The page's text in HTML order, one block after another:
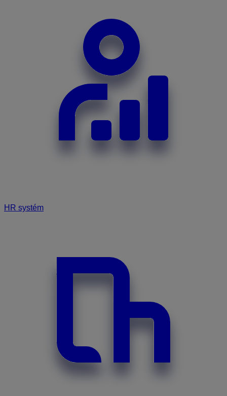
HR systém